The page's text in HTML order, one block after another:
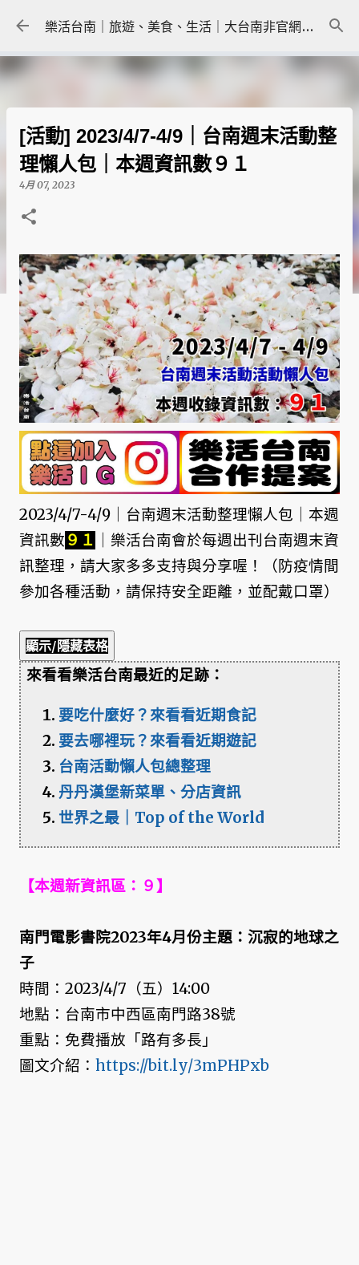
跳到主要內容 樂活台南｜旅遊、美食、生活｜大台南非官網｜tainanlohas.cc
[活動] 2023/4/7-4/9｜台南週末活動整
理懶人包｜本週資訊數９１
4月 07, 2023
2023/4/7-4/9｜台南週末活動整理懶人包｜本週
資訊數 ９１
｜樂活台南會於每週出刊台南週末資
訊整理，請大家多多支持與分享喔！（防疫情間
參加各種活動，請保持安全距離，並配戴口罩）
顯示/隱藏表格
來看看樂活台南最近的足跡：
要吃什麼好？來看看近期食記
要去哪裡玩？來看看近期遊記
台南活動懶人包總整理
丹丹漢堡新菜單、分店資訊
世界之最｜Top of the World
【本週新資訊區：９】
南門電影書院2023年4月份主題：沉寂的地球之
子
時間：2023/4/7（五）14:00
地點：台南市中西區南門路38號
重點：免費播放「路有多長」
圖文介紹： https://bit.ly/3mPHPxb